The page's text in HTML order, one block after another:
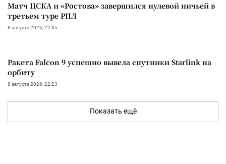
Матч ЦСКА и «Ростова» завершился нулевой ничьей в
третьем туре РПЛ
8 августа 2026, 22:35
Ракета Falcon 9 успешно вывела спутники Starlink на
орбиту
8 августа 2026, 22:23
Показать ещё